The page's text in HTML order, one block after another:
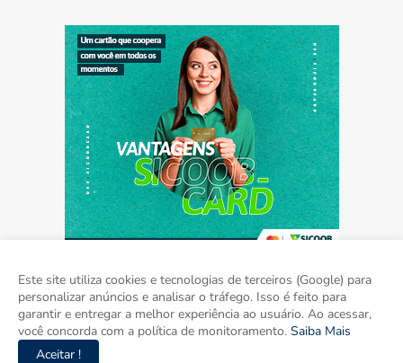
Copyright ©
Home Sobre Contato Mídia Kit
Este site utiliza cookies e tecnologias de terceiros (Google) para
personalizar anúncios e analisar o tráfego. Isso é feito para
garantir e entregar a melhor experiência ao usuário. Ao acessar,
você concorda com a política de monitoramento. Saiba Mais
Aceitar !